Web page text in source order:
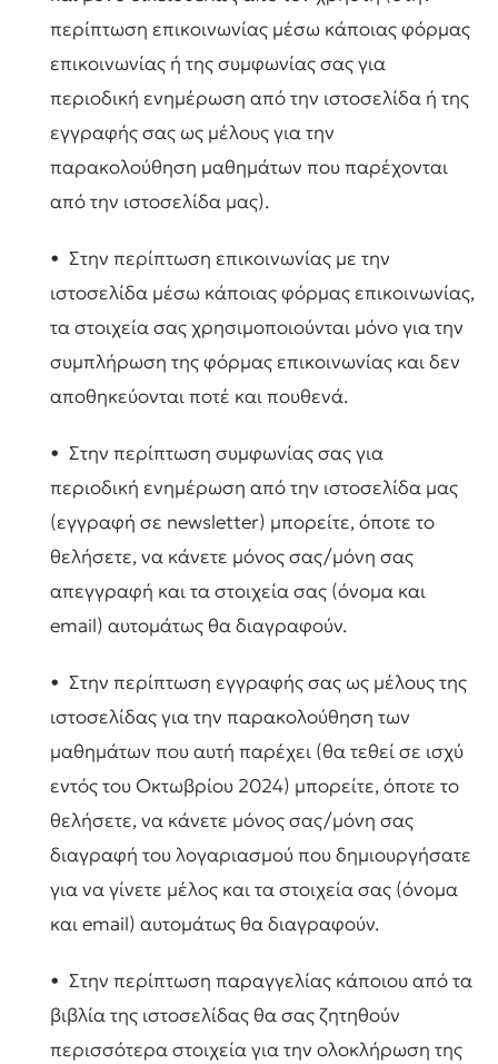
περίπτωση επικοινωνίας μέσω κάποιας φόρμας
επικοινωνίας ή της συμφωνίας σας για
περιοδική ενημέρωση από την ιστοσελίδα ή της
εγγραφής σας ως μέλους για την
παρακολούθηση μαθημάτων που παρέχονται
από την ιστοσελίδα μας).
• Στην περίπτωση επικοινωνίας με την
ιστοσελίδα μέσω κάποιας φόρμας επικοινωνίας,
τα στοιχεία σας χρησιμοποιούνται μόνο για την
συμπλήρωση της φόρμας επικοινωνίας και δεν
αποθηκεύονται ποτέ και πουθενά.
• Στην περίπτωση συμφωνίας σας για
περιοδική ενημέρωση από την ιστοσελίδα μας
(εγγραφή σε newsletter) μπορείτε, όποτε το
θελήσετε, να κάνετε μόνος σας/μόνη σας
απεγγραφή και τα στοιχεία σας (όνομα και
email) αυτομάτως θα διαγραφούν.
• Στην περίπτωση εγγραφής σας ως μέλους της
ιστοσελίδας για την παρακολούθηση των
μαθημάτων που αυτή παρέχει (θα τεθεί σε ισχύ
εντός του Οκτωβρίου 2024) μπορείτε, όποτε το
θελήσετε, να κάνετε μόνος σας/μόνη σας
διαγραφή του λογαριασμού που δημιουργήσατε
για να γίνετε μέλος και τα στοιχεία σας (όνομα
και email) αυτομάτως θα διαγραφούν.
• Στην περίπτωση παραγγελίας κάποιου από τα
βιβλία της ιστοσελίδας θα σας ζητηθούν
περισσότερα στοιχεία για την ολοκλήρωση της